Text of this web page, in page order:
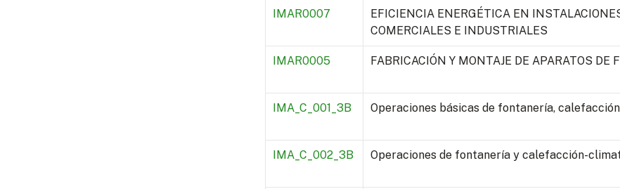
IMAR0007
EFICIENCIA ENERGÉTICA EN
COMERCIALES E INDUSTRIALES
IMAR0005 FABRICACIÓN Y MONTAJE DE APARATOS DE
IMA_C_001_3B Operaciones básicas de fontanería,
IMA_C_002_3B Operaciones de fontanería y calefacción-